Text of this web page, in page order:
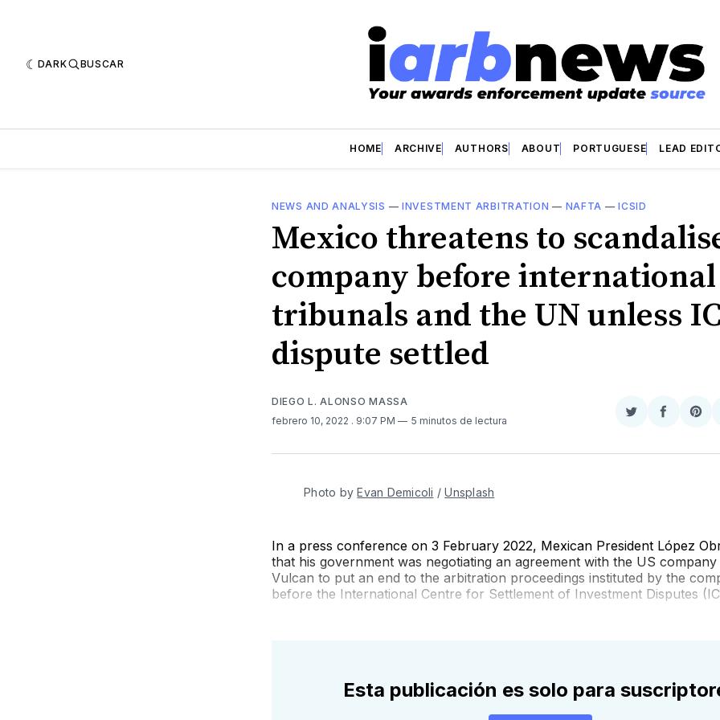
DARK BUSCAR
HOME ARCHIVE AUTHORS ABOUT PORTUGUESE LEAD
NEWS AND ANALYSIS —INVESTMENT ARBITRATION — NAFTA —ICSID
Mexico threatens to
company before international
tribunals and the UN unless
dispute settled
DIEGO L. ALONSO MASSA
febrero 10, 2022 . 9:07 PM 5 minutos de lectura
Compartir
Twitter
Photo byEvan Demicoli /Unsplash
In a press conference on 3 February 2022, Mexican President López
that his government was negotiating an agreement with the US company
Vulcan to put an end to the arbitration proceedings instituted by the
before the International Centre for Settlement of Investment Disputes
Esta publicación es solo para